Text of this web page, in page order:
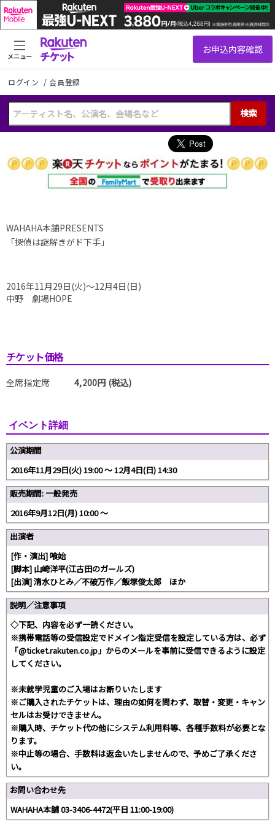
ログイン /会員登録
検索
メニュー
WAHAHA本舗PRESENTS
「探偵は謎解きがド下手」
2016年11月29日(火)～12月4日(日)
中野 劇場HOPE
チケット価格
全席指定席 4,200円 (税込)
イベント詳細
公演期間
2016年11月29日(火) 19:00 〜 12月4日(日) 14:30
販売期間: 一般発売
2016年9月12日(月) 10:00 〜
出演者
[作・演出] 喰始
[脚本] 山崎洋平(江古田のガールズ)
[出演] 清水ひとみ／不破万作／飯塚俊太郎 ほか
説明／注意事項
◇下記、内容を必ず一読ください。
※携帯電話等の受信設定でドメイン指定受信を設定している方は、必ず
「@ticket.rakuten.co.jp」からのメールを事前に受信できるように設定
してください。
※未就学児童のご入場はお断りいたします
※ご購入されたチケットは、理由の如何を問わず、取替・変更・キャン
セルはお受けできません。
※購入時、チケット代の他にシステム利用料等、各種手数料が必要とな
ります。
※中止等の場合、手数料は返金いたしませんので、予めご了承くださ
い。
お問い合わせ先
WAHAHA本舗 03-3406-4472(平日 11:00-19:00)